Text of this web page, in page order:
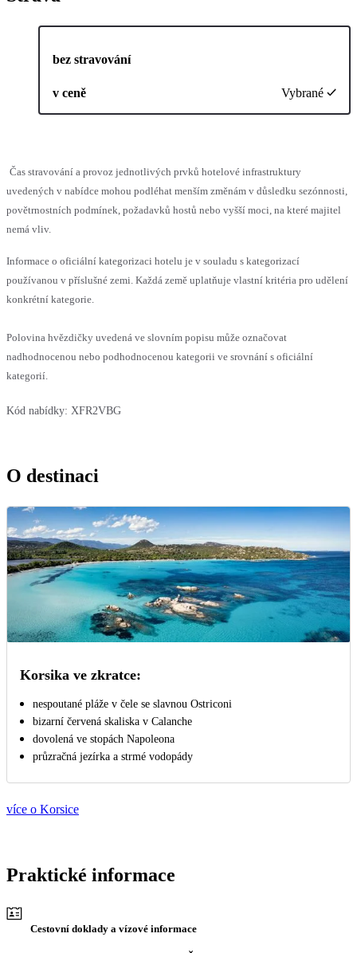
bez stravování
v ceně Vybrané
Čas stravování a provoz jednotlivých prvků hotelové infrastruktury
uvedených v nabídce mohou podléhat menším změnám v důsledku sezónnosti,
povětrnostních podmínek, požadavků hostů nebo vyšší moci, na které majitel
nemá vliv.
Informace o oficiální kategorizaci hotelu je v souladu s kategorizací
používanou v příslušné zemi. Každá země uplatňuje vlastní kritéria pro udělení
konkrétní kategorie.
Polovina hvězdičky uvedená ve slovním popisu může označovat
nadhodnocenou nebo podhodnocenou kategorii ve srovnání s oficiální
kategorií.
Kód nabídky: XFR2VBG
O destinaci
Korsika ve zkratce:
nespoutané pláže v čele se slavnou Ostriconi
bizarní červená skaliska v Calanche
dovolená ve stopách Napoleona
průzračná jezírka a strmé vodopády
více o Korsice
Praktické informace
Cestovní doklady a vízové informace